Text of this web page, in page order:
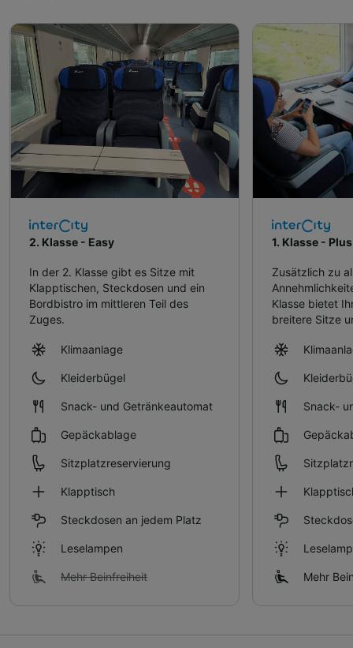
2. Klasse - Easy
In der 2. Klasse gibt es Sitze mit
Klapptischen, Steckdosen und ein
Bordbistro im mittleren Teil des
Zuges.
Klimaanlage
Kleiderbügel
Snack- und Getränkeautomat
Gepäckablage
Sitzplatzreservierung
Klapptisch
Steckdosen an jedem Platz
Leselampen
Mehr Beinfreiheit
1. Klasse - Plus
Zusätzlich zu
Klasse bietet
breitere Sitze
Snack-
Mehr